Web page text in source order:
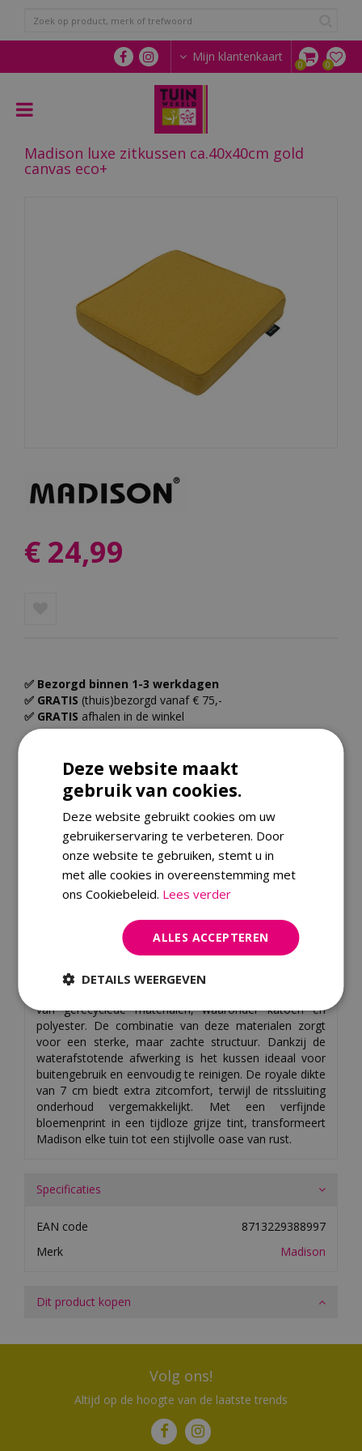
n
a
Mijn klantenkaart
Madison luxe zitkussen ca.40x40cm gold
canvas eco+
€ 24,99
✅ Bezorgd binnen 1-3 werkdagen
✅ GRATIS (thuis)bezorgd vanaf € 75,-
✅ GRATIS afhalen in de winkel
Vul jouw postcode in:
Ervaar ultiem comfort en stijlvolle elegantie met het
zitkussen van Madison, een perfecte aanvulling voor
elke buitenruimte. Dit luxe kussen, onderdeel van de
van gerecyclede materialen, waaronder katoen en
polyester. De combinatie van deze materialen zorgt
voor een sterke, maar zachte structuur. Dankzij de
waterafstotende afwerking is het kussen ideaal voor
buitengebruik en eenvoudig te reinigen. De royale dikte
van 7 cm biedt extra zitcomfort, terwijl de ritssluiting
onderhoud vergemakkelijkt. Met een verfijnde
bloemenprint in een tijdloze grijze tint, transformeert
Madison elke tuin tot een stijlvolle oase van rust.
Specificaties
EAN code
8713229388997
Merk
Madison
Dit product kopen
Volg ons!
Altijd op de hoogte van de laatste trends
Deze website maakt
gebruik van cookies.
Deze website gebruikt cookies om uw
gebruikerservaring te verbeteren. Door
onze website te gebruiken, stemt u in
met alle cookies in overeenstemming met
ons Cookiebeleid. Lees verder
ALLES ACCEPTEREN
DETAILS WEERGEVEN